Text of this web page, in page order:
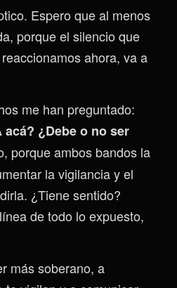
Espero que al menos
porque el silencio que
ahora, va a
me han preguntado:
¿Debe o no ser
porque ambos bandos la
la vigilancia y el
¿Tiene sentido?
de todo lo expuesto,
más soberano, a